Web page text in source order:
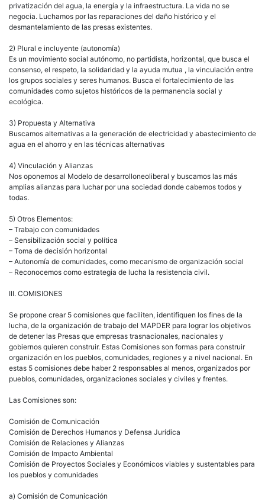
privatización del agua, la energía y la infraestructura. La vida no se
negocia. Luchamos por las reparaciones del daño histórico y el
desmantelamiento de las presas existentes.
2) Plural e incluyente (autonomía)
Es un movimiento social autónomo, no partidista, horizontal, que busca el
consenso, el respeto, la solidaridad y la ayuda mutua , la vinculación entre
los grupos sociales y seres humanos. Busca el fortalecimiento de las
comunidades como sujetos históricos de la permanencia social y
ecológica.
3) Propuesta y Alternativa
Buscamos alternativas a la generación de electricidad y abastecimiento de
agua en el ahorro y en las técnicas alternativas
4) Vinculación y Alianzas
Nos oponemos al Modelo de desarrolloneoliberal y buscamos las más
amplias alianzas para luchar por una sociedad donde cabemos todos y
todas.
5) Otros Elementos:
– Trabajo con comunidades
– Sensibilización social y política
– Toma de decisión horizontal
– Autonomía de comunidades, como mecanismo de organización social
– Reconocemos como estrategia de lucha la resistencia civil.
III. COMISIONES
Se propone crear 5 comisiones que faciliten, identifiquen los fines de la
lucha, de la organización de trabajo del MAPDER para lograr los objetivos
de detener las Presas que empresas trasnacionales, nacionales y
gobiernos quieren construir. Estas Comisiones son formas para construir
organización en los pueblos, comunidades, regiones y a nivel nacional. En
estas 5 comisiones debe haber 2 responsables al menos, organizados por
pueblos, comunidades, organizaciones sociales y civiles y frentes.
Las Comisiones son:
Comisión de Comunicación
Comisión de Derechos Humanos y Defensa Jurídica
Comisión de Relaciones y Alianzas
Comisión de Impacto Ambiental
Comisión de Proyectos Sociales y Económicos viables y sustentables para
los pueblos y comunidades
a) Comisión de Comunicación